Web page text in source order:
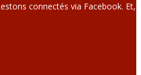
connectés via Facebook. Et,